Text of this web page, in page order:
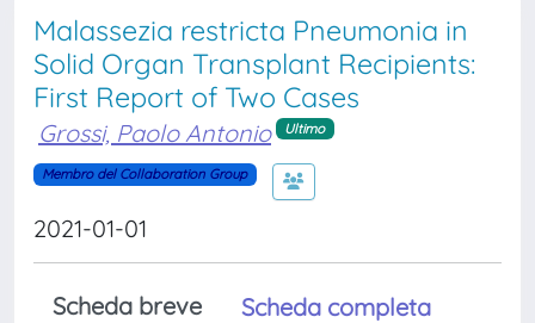
Malassezia restricta Pneumonia in
Solid Organ Transplant Recipients:
First Report of Two Cases
Grossi, Paolo Antonio Ultimo
Membro del Collaboration Group
2021-01-01
Scheda breve
Scheda completa